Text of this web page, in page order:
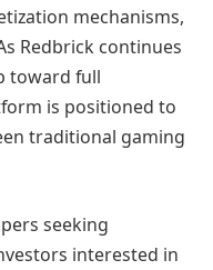
mechanisms,
Redbrick continues
toward full
is positioned to
traditional gaming
seeking
interested in